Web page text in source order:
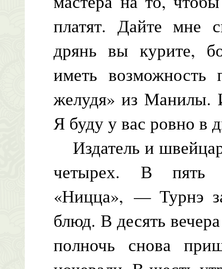
платят. Дайте мне
дрянь вы курите,
иметь возможность
желудя» из Манилы.
Я буду у вас ровно в
Издатель и
четырех. В пять
«Ницца», — Турнэ
блюд. В десять
полночь снова